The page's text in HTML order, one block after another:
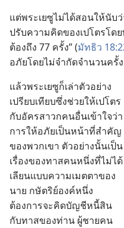
แต่​พระ​เยซู​ไม่​ได้​สอน​ให้​นับ​
ปรับ​ความ​คิด​ของ​เปโตร​โด
ต้อง​ถึง 77 ครั้ง” (มัทธิว
อภัย​โดย​ไม่​จำกัด​จำนวน​ครั้
แล้ว​พระ​เยซู​ก็​เล่า​ตัว​อย่าง​
เปรียบ​เทียบ​ซึ่ง​ช่วย​ให้​เปโตร​
กับ​อัครสาวก​คน​อื่น​เข้าใจ​ว่า​
การ​ให้​อภัย​เป็น​หน้า​ที่​สำคัญ​
ของ​พวก​เขา ตัว​อย่าง​นั้น​เป็น​
เรื่อง​ของ​ทาส​คน​หนึ่ง​ที่​ไม่​ได้​
เลียน​แบบ​ความ​เมตตา​ของ​
นาย กษัตริย์​องค์​หนึ่ง​
ต้องการ​จะ​คิด​บัญชี​หนี้สิน​
กับ​ทาส​ของ​ท่าน ผู้​ชาย​คน​